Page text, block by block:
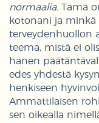
normaalia. Tämä
kotonani ja minkä
terveydenhuollon
teema, mistä ei
hänen
edes yhdestä
henkiseen
Ammattilaisen
sen oikealla